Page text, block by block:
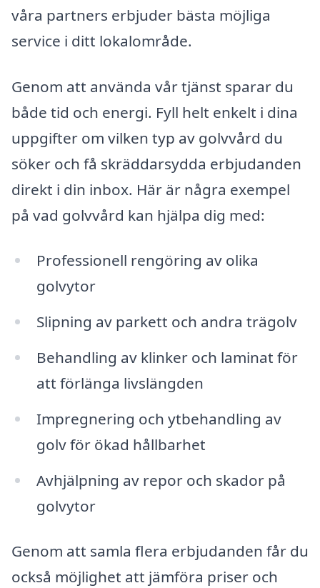
våra partners erbjuder bästa möjliga
service i ditt lokalområde.
Genom att använda vår tjänst sparar du
både tid och energi. Fyll helt enkelt i dina
uppgifter om vilken typ av golvvård du
söker och få skräddarsydda erbjudanden
direkt i din inbox. Här är några exempel
på vad golvvård kan hjälpa dig med:
Professionell rengöring av olika
golvytor
Slipning av parkett och andra trägolv
Behandling av klinker och laminat för
att förlänga livslängden
Impregnering och ytbehandling av
golv för ökad hållbarhet
Avhjälpning av repor och skador på
golvytor
Genom att samla flera erbjudanden får du
också möjlighet att jämföra priser och